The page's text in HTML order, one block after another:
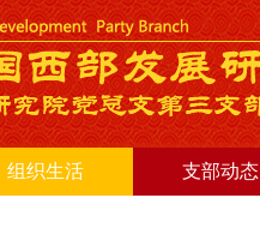
组织生活 支部动态